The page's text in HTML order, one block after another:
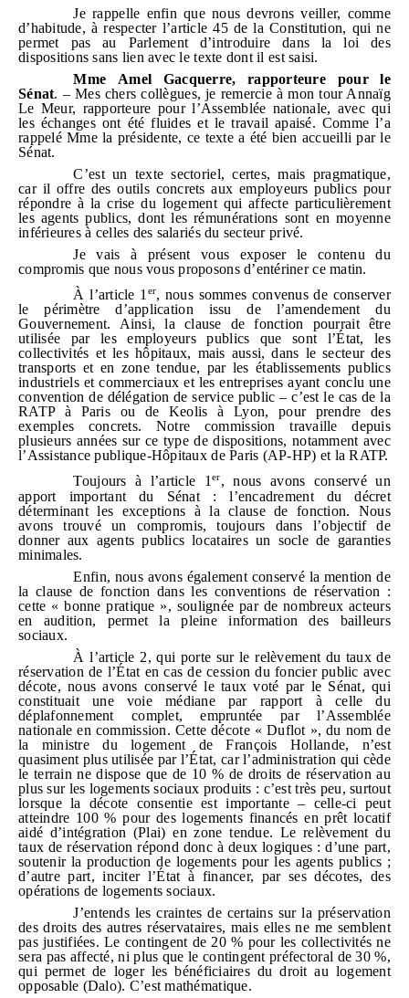
Je rappelle enfin que nous devrons veiller, comme
d’habitude, à respecter l’article 45 de la Constitution, qui ne
permet pas au Parlement d’introduire dans la loi des
dispositions sans lien avec le texte dont il est saisi.
Mme
Amel Gacquerre, rapporteure pour le
Sénat. – Mes chers collègues, je remercie à mon tour Annaïg
Le Meur, rapporteure pour l’Assemblée nationale, avec qui
les échanges ont été fluides et le travail apaisé. Comme l’a
rappelé Mme la présidente, ce texte a été bien accueilli par le
Sénat.
C’est un texte sectoriel, certes, mais pragmatique,
car il offre des outils concrets aux employeurs publics pour
répondre à la crise du logement qui affecte particulièrement
les agents publics, dont les rémunérations sont en moyenne
inférieures à celles des salariés du secteur privé.
Je vais à présent vous exposer le contenu du
compromis que nous vous proposons d’entériner ce matin.
À l’article 1er, nous sommes convenus de conserver
le périmètre d’application issu de l’amendement du
Gouvernement. Ainsi, la clause de fonction pourrait être
utilisée par les employeurs publics que sont l’État, les
collectivités et les hôpitaux, mais aussi, dans le secteur des
transports et en zone tendue, par les établissements publics
industriels et commerciaux et les entreprises ayant conclu une
convention de délégation de service public – c’est le cas de la
RATP à Paris ou de Keolis à Lyon, pour prendre des
exemples concrets. Notre commission travaille depuis
plusieurs années sur ce type de dispositions, notamment avec
l’Assistance publique‑Hôpitaux de Paris (AP‑HP) et la RATP.
Toujours à l’article 1er, nous avons conservé un
apport important du Sénat : l’encadrement du décret
déterminant les exceptions à la clause de fonction. Nous
avons trouvé un compromis, toujours dans l’objectif de
donner aux agents publics locataires un socle de garanties
minimales.
Enfin, nous avons également conservé la mention de
la clause de fonction dans les conventions de réservation :
cette « bonne pratique », soulignée par de nombreux acteurs
en audition, permet la pleine information des bailleurs
sociaux.
À l’article 2, qui porte sur le relèvement du taux de
réservation de l’État en cas de cession du foncier public avec
décote, nous avons conservé le taux voté par le Sénat, qui
constituait une voie médiane par rapport à celle du
déplafonnement complet, empruntée par l’Assemblée
nationale en commission. Cette décote « Duflot », du nom de
la ministre du logement de François Hollande, n’est
quasiment plus utilisée par l’État, car l’administration qui cède
le terrain ne dispose que de 10 % de droits de réservation au
plus sur les logements sociaux produits : c’est très peu, surtout
lorsque la décote consentie est importante – celle‑ci peut
atteindre 100 % pour des logements financés en prêt locatif
aidé d’intégration (Plai) en zone tendue. Le relèvement du
taux de réservation répond donc à deux logiques : d’une part,
soutenir la production de logements pour les agents publics ;
d’autre part, inciter l’État à financer, par ses décotes, des
opérations de logements sociaux.
J’entends les craintes de certains sur la préservation
des droits des autres réservataires, mais elles ne me semblent
pas justifiées. Le contingent de 20 % pour les collectivités ne
sera pas affecté, ni plus que le contingent préfectoral de 30 %,
qui permet de loger les bénéficiaires du droit au logement
opposable (Dalo). C’est mathématique.